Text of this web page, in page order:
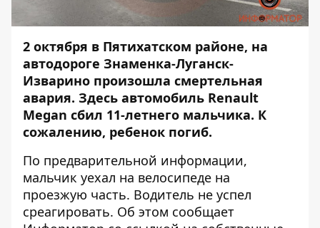
2 октября в Пятихатском районе, на
автодороге Знаменка-Луганск-
Изварино произошла смертельная
авария. Здесь автомобиль Renault
Megan сбил 11-летнего мальчика. К
сожалению, ребенок погиб.
По предварительной информации,
мальчик уехал на велосипеде на
проезжую часть. Водитель не успел
среагировать. Об этом сообщает